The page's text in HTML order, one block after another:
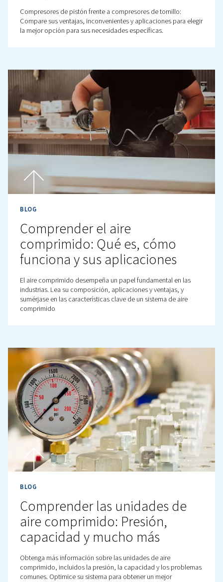
¿Qué es el aire
Conozca el aire comprimido, su producción,
usos. Descubra sus ventajas en comparación con
de energía y componentes clave para un
eficiente.
BLOG
¿Qué son la caída de
la caída de volumen?